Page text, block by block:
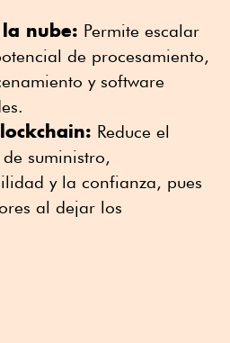
nube: Permite escalar
de procesamiento,
y software
Reduce el
suministro,
y la confianza, pues
al dejar los